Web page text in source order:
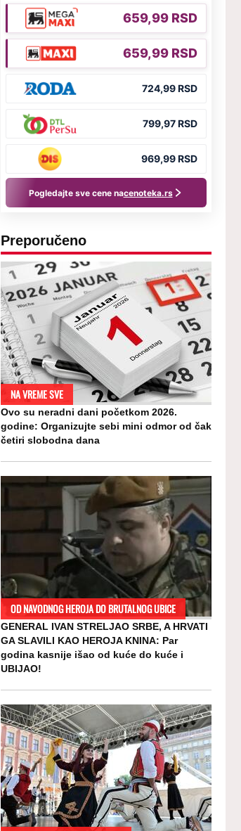
Preporučeno
NA VREME SVE
Ovo su neradni dani početkom 2026.
godine: Organizujte sebi mini odmor od čak
četiri slobodna dana
OD NAVODNOG HEROJA DO BRUTALNOG UBICE
GENERAL IVAN STRELJAO SRBE, A HRVATI
GA SLAVILI KAO HEROJA KNINA: Par
godina kasnije išao od kuće do kuće i
UBIJAO!